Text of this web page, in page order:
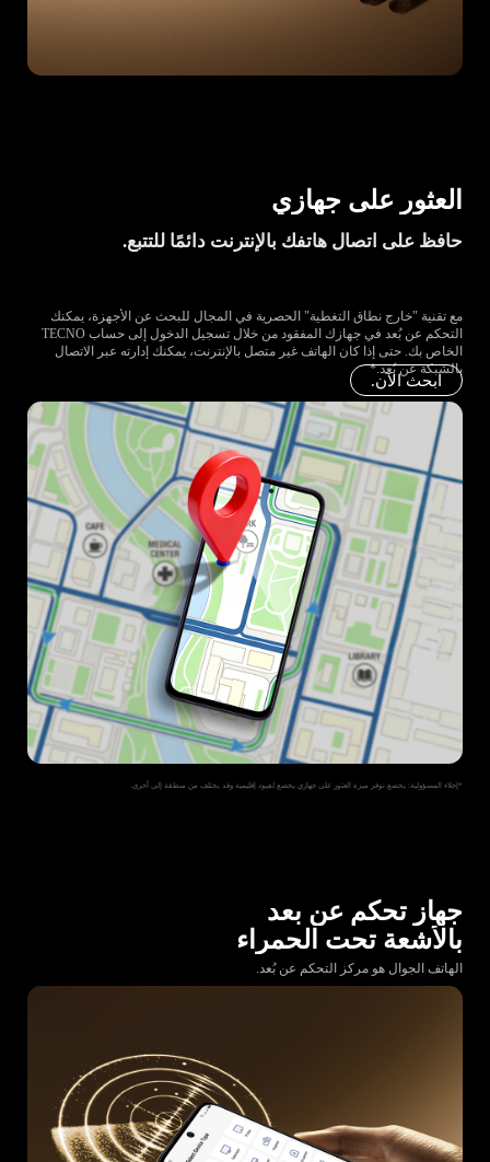
العثور على جهازي
حافظ على اتصال هاتفك بالإنترنت دائمًا للتتبع.
مع تقنية "خارج نطاق التغطية" الحصرية في المجال للبحث عن الأجهزة، يمكنك
التحكم عن بُعد في جهازك المفقود من خلال تسجيل الدخول إلى حساب TECNO
الخاص بك. حتى إذا كان الهاتف غير متصل بالإنترنت، يمكنك إدارته عبر الاتصال
بالشبكة عن بُعد.*
*إخلاء المسؤولية: يخضع توفر ميزة العثور على جهازي يخضع لقيود إقليمية وقد يختلف من منطقة إلى أخرى.
ابحث الآن.
جهاز تحكم عن بعد
بالأشعة تحت الحمراء
الهاتف الجوال هو مركز التحكم عن بُعد.